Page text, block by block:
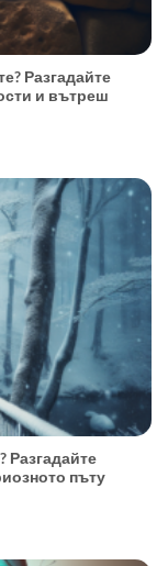
Разгадайте
и вътреш
Разгадайте
пъту